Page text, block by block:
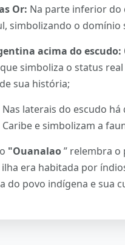
Or: Na parte inferior do
simbolizando o domínio
acima do escudo:
simboliza o status
sua história;
Nas laterais do escudo
e simbolizam a
"Ouanalao” relembra
era habitada por
do povo indígena e sua